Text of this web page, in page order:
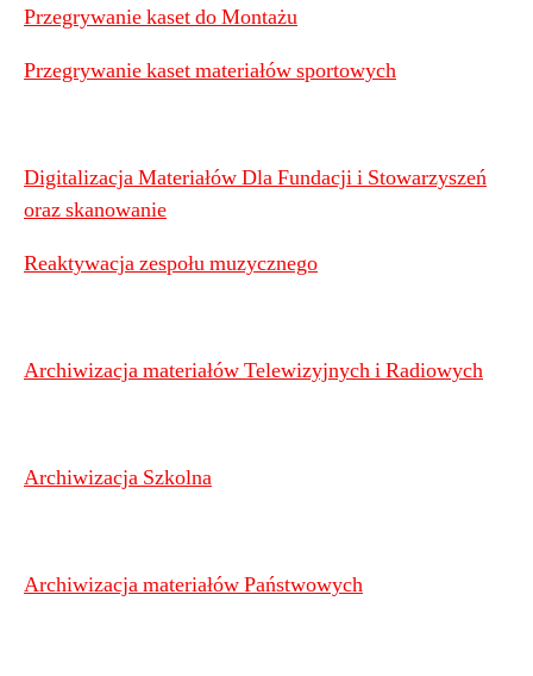
Przegrywanie kaset do Montażu
Przegrywanie kaset materiałów sportowych
Digitalizacja Materiałów Dla Fundacji i Stowarzyszeń
oraz skanowanie
Reaktywacja zespołu muzycznego
Archiwizacja materiałów Telewizyjnych i Radiowych
Archiwizacja Szkolna
Archiwizacja materiałów Państwowych